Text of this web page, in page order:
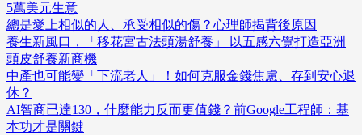
5萬美元生意
總是愛上相似的人、承受相似的傷？心理師揭背後原因
養生新風口，「移花宮古法頭湯舒養」 以五感六覺打造亞洲
頭皮舒養新商機
中產也可能變「下流老人」！如何克服金錢焦慮、存到安心退
休？
AI智商已達130，什麼能力反而更值錢？前Google工程師：基
本功才是關鍵